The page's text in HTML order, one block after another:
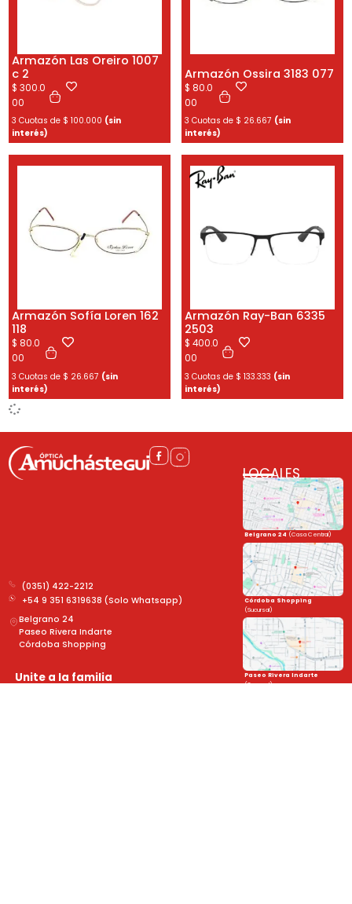
Armazón Las Oreiro 1007
c 2
$ 300.0
00
3 Cuotas de $ 100.000 (sin
interés)
Armazón Ossira 3183 077
$ 80.0
00
3 Cuotas de $ 26.667 (sin
interés)
Armazón Sofía Loren 162
118
$ 80.0
00
3 Cuotas de $ 26.667 (sin
interés)
Armazón Ray-Ban 6335
2503
$ 400.0
00
3 Cuotas de $ 133.333 (sin
interés)
(0351) 422-2212
+54 9 351 6319638 (Solo Whatsapp)
Belgrano 24
Paseo Rivera Indarte
Córdoba Shopping
Unite a la familia
LOCALES
Belgrano 24 (Casa Central)
Córdoba Shopping
(Sucursal)
Paseo Rivera Indarte
(Sucursal)